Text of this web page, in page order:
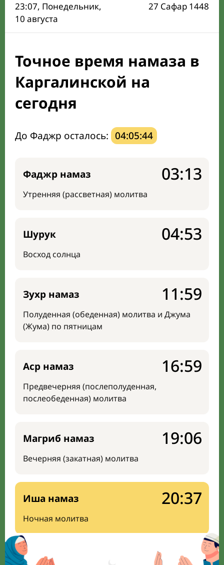
Время Сухура и Ифтара на сегодня
Календарь рамадана
Направление киблы
23:07, Понедельник,
10 августа
27 Сафар 1448
Точное время намаза в
Каргалинской на
сегодня
До Фаджр осталось: 04:05:43
Фаджр намаз
Утренняя (рассветная) молитва
03:13
Шурук
Восход солнца
04:53
Зухр намаз
Полуденная (обеденная) молитва и Джума
(Жума) по пятницам
11:59
Аср намаз
Предвечерняя (послеполуденная,
послеобеденная) молитва
16:59
Магриб намаз
Вечерняя (закатная) молитва
19:06
Иша намаз
Ночная молитва
20:37